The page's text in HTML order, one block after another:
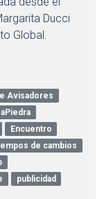
Ducci
Global.
Avisadores
Encuentro
de cambios
publicidad